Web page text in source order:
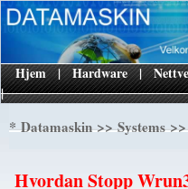
|
Hjem | Hardware |
*Datamaskin>>Systems
Hvordan Stopp